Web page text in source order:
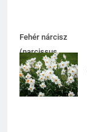
Fehér nárcisz
(narcissus
poeticus)